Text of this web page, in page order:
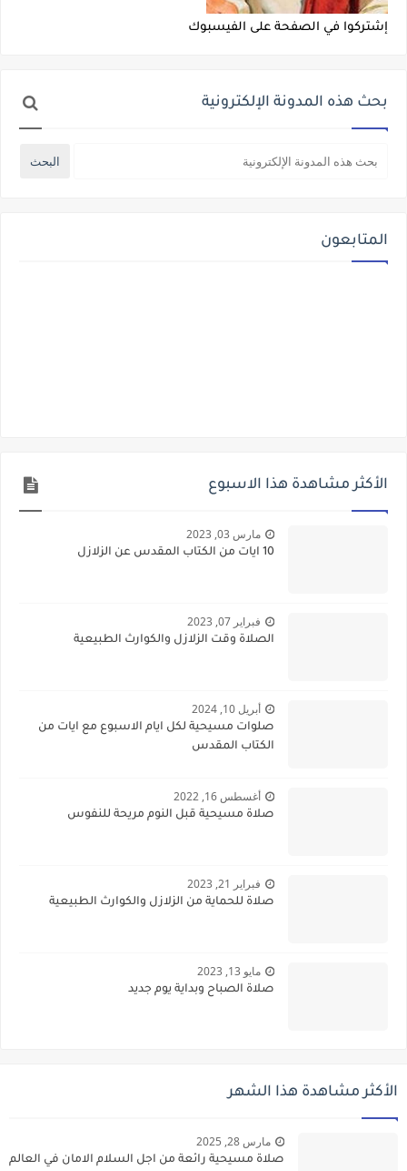
إشتركوا في الصفحة على الفيسبوك
بحث هذه المدونة الإلكترونية
المتابعون
الأكثر مشاهدة هذا الاسبوع
مارس 03, 2023
10 ايات من الكتاب المقدس عن الزلازل
فبراير 07, 2023
الصلاة وقت الزلازل والكوارث الطبيعية
أبريل 10, 2024
صلوات مسيحية لكل ايام الاسبوع مع ايات من
الكتاب المقدس
أغسطس 16, 2022
صلاة مسيحية قبل النوم مريحة للنفوس
فبراير 21, 2023
صلاة للحماية من الزلازل والكوارث الطبيعية
مايو 13, 2023
صلاة الصباح وبداية يوم جديد
الأكثر مشاهدة هذا الشهر
مارس 28, 2025
صلاة مسيحية رائعة من اجل السلام الامان في العالم